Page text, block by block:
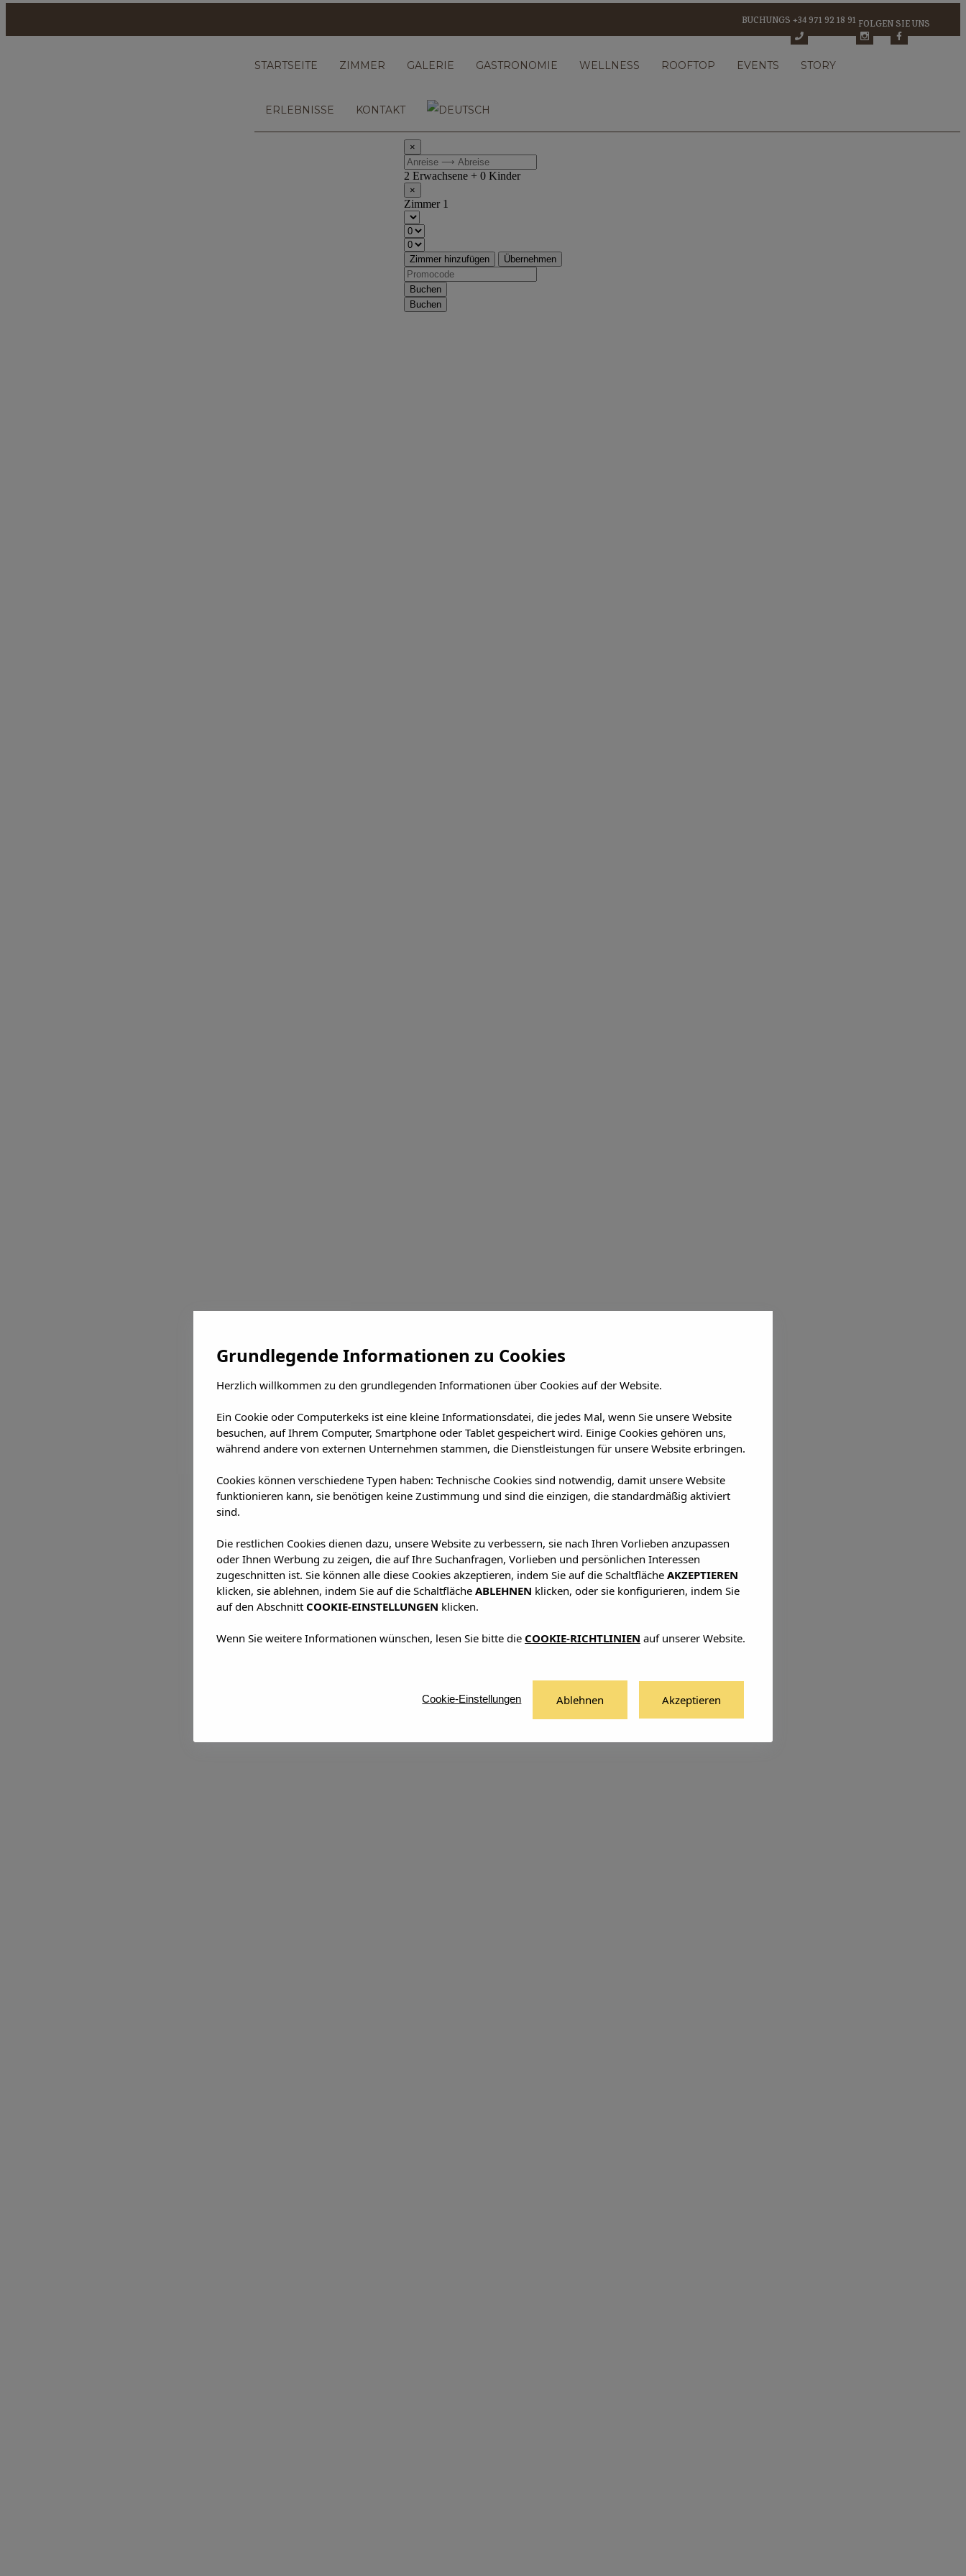
BUCHUNGS +34 971 92 18 91 FOLGEN SIE UNS
Facebook-f
STARTSEITE ZIMMER GALERIE GASTRONOMIE WELLNESS ROOFTOP EVENTS STORY
ERLEBNISSE KONTAKT
×
2 Erwachsene + 0 Kinder
×
Zimmer 1
Zimmer hinzufügen Übernehmen
Buchen
Buchen
Grundlegende Informationen zu Cookies
Herzlich willkommen zu den grundlegenden Informationen über Cookies auf der Website.
Ein Cookie oder Computerkeks ist eine kleine Informationsdatei, die jedes Mal, wenn Sie unsere Website
besuchen, auf Ihrem Computer, Smartphone oder Tablet gespeichert wird. Einige Cookies gehören uns,
während andere von externen Unternehmen stammen, die Dienstleistungen für unsere Website erbringen.
Cookies können verschiedene Typen haben: Technische Cookies sind notwendig, damit unsere Website
funktionieren kann, sie benötigen keine Zustimmung und sind die einzigen, die standardmäßig aktiviert
sind.
Die restlichen Cookies dienen dazu, unsere Website zu verbessern, sie nach Ihren Vorlieben anzupassen
oder Ihnen Werbung zu zeigen, die auf Ihre Suchanfragen, Vorlieben und persönlichen Interessen
zugeschnitten ist. Sie können alle diese Cookies akzeptieren, indem Sie auf die Schaltfläche AKZEPTIEREN
klicken, sie ablehnen, indem Sie auf die Schaltfläche ABLEHNEN klicken, oder sie konfigurieren, indem Sie
auf den Abschnitt COOKIE-EINSTELLUNGEN klicken.
Wenn Sie weitere Informationen wünschen, lesen Sie bitte die COOKIE-RICHTLINIEN auf unserer Website.
Cookie-Einstellungen Ablehnen Akzeptieren